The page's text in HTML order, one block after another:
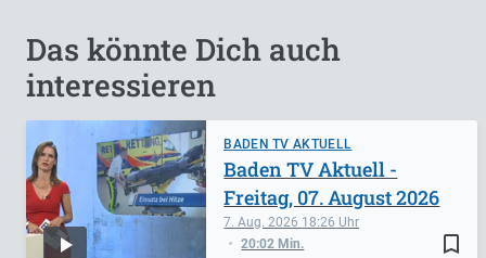
Das könnte Dich auch
interessieren
BADEN TV AKTUELL
bookmark_border
7. Aug. 2026 18:26
20:02 Min.
Baden TV Aktuell -
Freitag, 07. August 2026